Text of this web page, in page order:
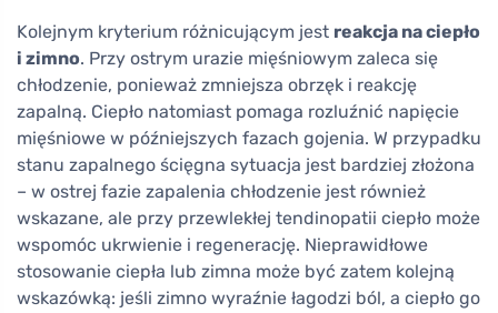
Kolejnym kryterium różnicującym jest reakcja na ciepło
i zimno. Przy ostrym urazie mięśniowym zaleca się
chłodzenie, ponieważ zmniejsza obrzęk i reakcję
zapalną. Ciepło natomiast pomaga rozluźnić napięcie
mięśniowe w późniejszych fazach gojenia. W przypadku
stanu zapalnego ścięgna sytuacja jest bardziej złożona
– w ostrej fazie zapalenia chłodzenie jest również
wskazane, ale przy przewlekłej tendinopatii ciepło może
wspomóc ukrwienie i regenerację. Nieprawidłowe
stosowanie ciepła lub zimna może być zatem kolejną
wskazówką: jeśli zimno wyraźnie łagodzi ból, a ciepło go